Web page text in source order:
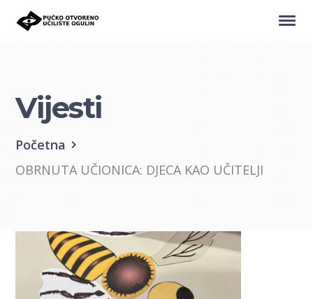
Vijesti
Početna
OBRNUTA UČIONICA: DJECA KAO UČITELJI